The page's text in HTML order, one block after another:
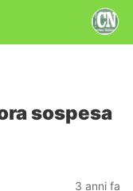
sospesa
3 anni fa